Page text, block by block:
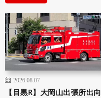
2026.08.07
【目黒R】大岡山出張所出向